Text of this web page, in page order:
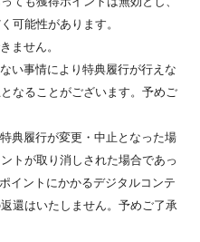
可能性があります。
ません。
い事情により特典履行が行えな
なることがございます。予めご
典履行が変更・中止となった場
トが取り消しされた場合であっ
イントにかかるデジタルコンテ
還はいたしません。予めご了承